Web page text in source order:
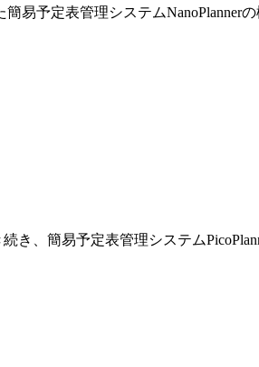
易予定表管理システム
き、簡易予定表管理システム